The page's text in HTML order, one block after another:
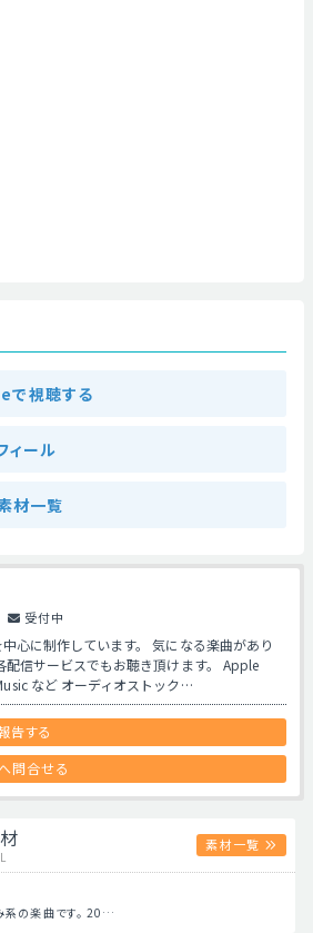
で視聴する
ィール
材一覧
受付中
心に制作しています。 気になる楽曲があり
配信サービスでもお聴き頂けます。 Apple
など オーディオストック…
告する
問合せる
素材一覧
系の楽曲です。 20…